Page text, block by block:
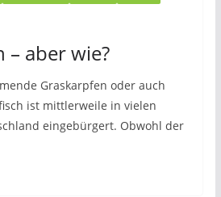
– aber wie?
Graskarpfen oder auch
ist mittlerweile in vielen
eingebürgert. Obwohl der